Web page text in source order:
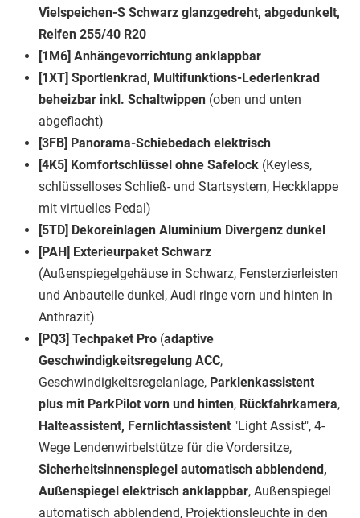
Vielspeichen-S Schwarz glanzgedreht, abgedunkelt,
Reifen 255/40 R20
[1M6] Anhängevorrichtung anklappbar
[1XT] Sportlenkrad, Multifunktions-Lederlenkrad
beheizbar inkl. Schaltwippen (oben und unten
abgeflacht)
[3FB] Panorama-Schiebedach elektrisch
[4K5] Komfortschlüssel ohne Safelock (Keyless,
schlüsselloses Schließ- und Startsystem, Heckklappe
mit virtuelles Pedal)
[5TD] Dekoreinlagen Aluminium Divergenz dunkel
[PAH] Exterieurpaket Schwarz
(Außenspiegelgehäuse in Schwarz, Fensterzierleisten
und Anbauteile dunkel, Audi ringe vorn und hinten in
Anthrazit)
[PQ3] Techpaket Pro (adaptive
Geschwindigkeitsregelung ACC,
Geschwindigkeitsregelanlage, Parklenkassistent
plus mit ParkPilot vorn und hinten, Rückfahrkamera,
Halteassistent, Fernlichtassistent "Light Assist", 4-
Wege Lendenwirbelstütze für die Vordersitze,
Sicherheitsinnenspiegel automatisch abblendend,
Außenspiegel elektrisch anklappbar, Außenspiegel
automatisch abblendend, Projektionsleuchte in den